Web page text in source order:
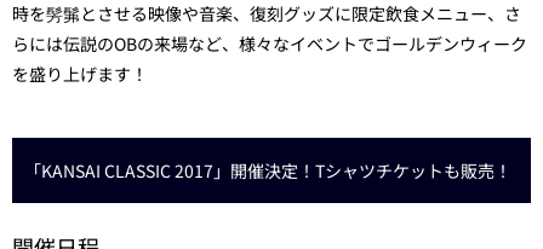
時を髣髴とさせる映像や音楽、復刻グッズに限定飲食メニュー、さ
らには伝説のOBの来場など、様々なイベントでゴールデンウィーク
を盛り上げます！
「KANSAI CLASSIC 2017」開催決定！Tシャツチケットも販売！